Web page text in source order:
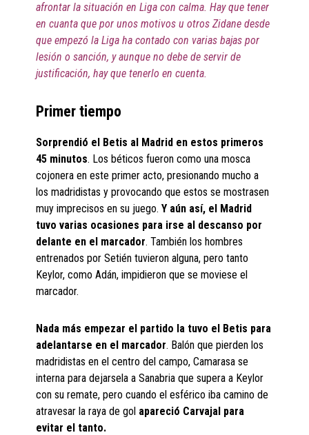
afrontar la situación en Liga con calma. Hay que tener
en cuanta que por unos motivos u otros Zidane desde
que empezó la Liga ha contado con varias bajas por
lesión o sanción, y aunque no debe de servir de
justificación, hay que tenerlo en cuenta.
Primer tiempo
Sorprendió el Betis al Madrid en estos primeros
45 minutos. Los béticos fueron como una mosca
cojonera en este primer acto, presionando mucho a
los madridistas y provocando que estos se mostrasen
muy imprecisos en su juego.Y aún así, el Madrid
tuvo varias ocasiones para irse al descanso por
delante en el marcador. También los hombres
entrenados por Setién tuvieron alguna, pero tanto
Keylor, como Adán, impidieron que se moviese el
marcador.
Nada más empezar el partido la tuvo el Betis para
adelantarse en el marcador. Balón que pierden los
madridistas en el centro del campo, Camarasa se
interna para dejarsela a Sanabria que supera a Keylor
con su remate, pero cuando el esférico iba camino de
atravesar la raya de gol apareció Carvajal para
evitar el tanto.